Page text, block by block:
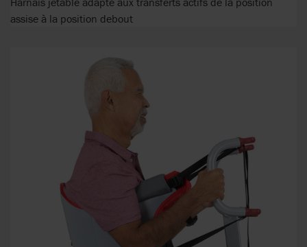
assise à la position debout